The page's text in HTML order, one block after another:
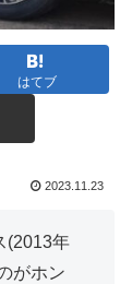
はてブ
2023.11.23
(2013年
がホン